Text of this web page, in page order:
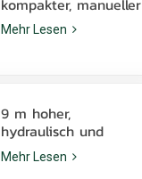
Diesel-Lichtmast mit
4 x 1000-W-
Mehr Lesen
9 m hoher,
hydraulisch und
manuell
höhenverstellbarer
Mehr Lesen